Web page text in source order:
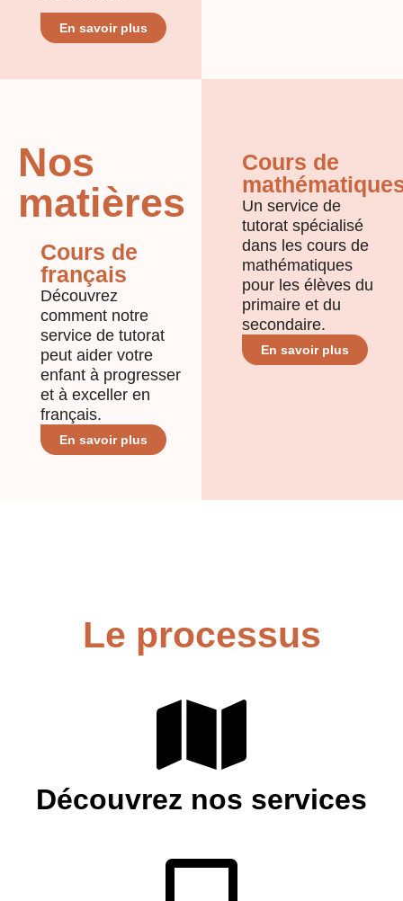
En savoir plus
Nos
matières
Cours de
français
Découvrez
comment notre
service de tutorat
peut aider votre
enfant à progresser
et à exceller en
français.
En savoir plus
Cours de
Un service de
tutorat spécialisé
dans les cours de
mathématiques
pour les élèves du
primaire et du
secondaire.
En savoir plus
Le processus
Découvrez nos services